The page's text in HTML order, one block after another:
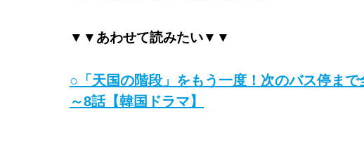
▼▼あわせて読みたい▼▼
○「天国の階段」をもう一度！次のバス停ま
～8話【韓国ドラマ】